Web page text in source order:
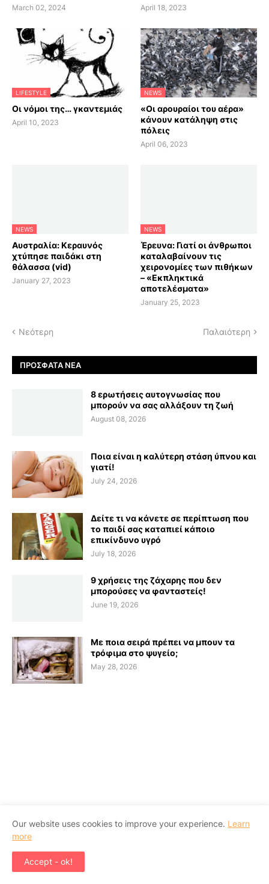
March 02, 2024 April 18, 2023
LIFESTYLE
Οι νόμοι της… γκαντεμιάς
April 10, 2023
NEWS
«Οι αρουραίοι του αέρα»
κάνουν κατάληψη στις
πόλεις
April 06, 2023
NEWS
Αυστραλία: Κεραυνός
χτύπησε παιδάκι στη
θάλασσα (vid)
January 27, 2023
NEWS
Έρευνα: Γιατί οι άνθρωποι
καταλαβαίνουν τις
χειρονομίες των πιθήκων
– «Εκπληκτικά
αποτελέσματα»
January 25, 2023
Νεότερη Παλαιότερη
ΠΡΌΣΦΑΤΑ ΝΈΑ
8 ερωτήσεις αυτογνωσίας που
μπορούν να σας αλλάξουν τη ζωή
August 08, 2026
Ποια είναι η καλύτερη στάση ύπνου και
γιατί!
July 24, 2026
Δείτε τι να κάνετε σε περίπτωση που
το παιδί σας καταπιεί κάποιο
επικίνδυνο υγρό
July 18, 2026
9 χρήσεις της ζάχαρης που δεν
μπορούσες να φανταστείς!
June 19, 2026
Με ποια σειρά πρέπει να μπουν τα
τρόφιμα στο ψυγείο;
May 28, 2026
Our website uses cookies to improve your experience. Learn
more
Accept - ok!